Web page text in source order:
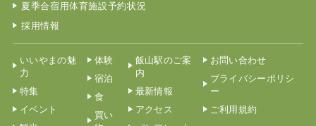
夏季合宿用体育施設予約状況
採用情報
いいやまの魅
力
特集
イベント
体験
宿泊
食
買い
飯山駅のご案
内
最新情報
アクセス
お問い合わせ
プライバシーポリシ
ー
ご利用規約